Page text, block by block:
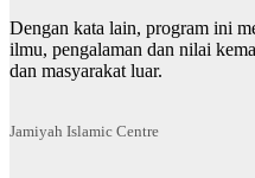
Dengan kata lain, program ini
ilmu, pengalaman dan nilai
dan masyarakat luar.
Jamiyah Islamic Centre